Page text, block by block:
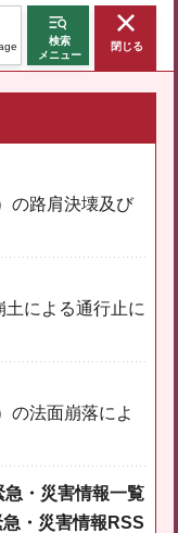
検索
メニュー
閉じる
の路肩決壊及び
による通行止に
の法面崩落によ
急・災害情報一覧
急・災害情報RSS